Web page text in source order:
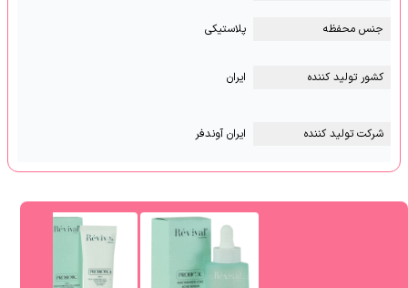
جنس محفظه پلاستیکی
کشور تولید کننده ایران
شرکت تولید کننده ایران آوندفر